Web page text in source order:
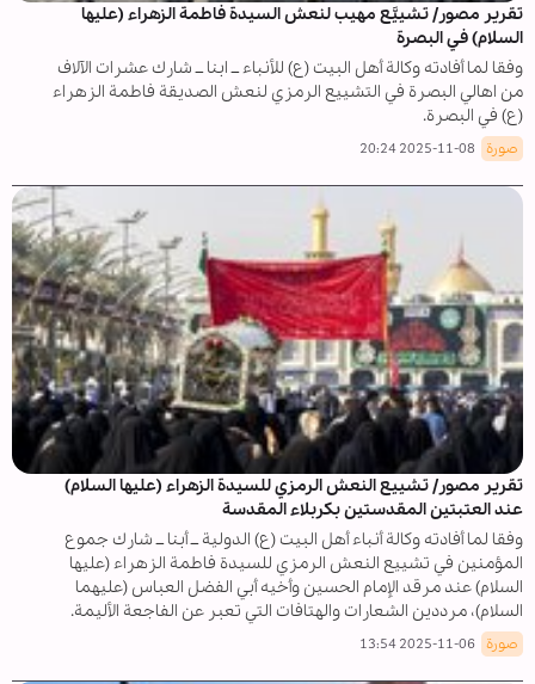
تقرير مصور/ تشييَّع مهيب لنعش السيدة فاطمة الزهراء (عليها
السلام) في البصرة
وفقا لما أفادته وكالة أهل البيت (ع) للأنباء ــ ابنا ــ شارك عشرات الآلاف
من اهالي البصرة في التشييع الرمزي لنعش الصديقة فاطمة الزهراء
(ع) في البصرة.
صورة 2025-11-08 20:24
تقرير مصور/ تشييع النعش الرمزي للسيدة الزهراء (عليها السلام)
عند العتبتين المقدستين بكربلاء المقدسة
وفقا لما أفادته وكالة أنباء أهل البيت (ع) الدولية ــ أبنا ــ شارك جموع
المؤمنين في تشييع النعش الرمزي للسيدة فاطمة الزهراء (عليها
السلام) عند مرقد الإمام الحسين وأخيه أبي الفضل العباس (عليهما
السلام)، مرددين الشعارات والهتافات التي تعبر عن الفاجعة الأليمة.
صورة 2025-11-06 13:54